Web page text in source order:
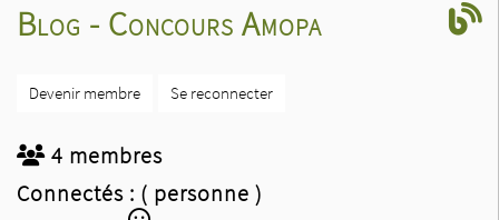
Blog - Concours Amopa
Devenir membre Se reconnecter
4 membres
Connectés : ( personne )